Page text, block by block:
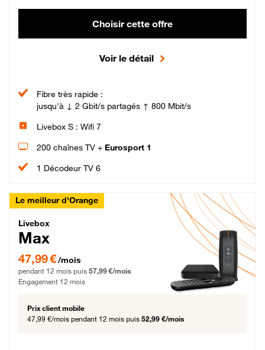
Choisir cette offre
Voir le détail
Fibre très rapide :
jusqu'à ↓ 2 Gbit/s partagés ↑ 800 Mbit/s
Livebox S : Wifi 7
200 chaînes TV + Eurosport 1
1 Décodeur TV 6
Le meilleur d'Orange
Livebox Max Fibre
Livebox
Max
47,99 € par mois pendant 12 mois puis 57,99 € par mois, Engagement 12 mois
47,99 €/mois
pendant 12 mois puis 57,99 €/mois
Engagement 12 mois
Prix client mobile
47,99 €/mois pendant 12 mois puis 52,99 €/mois